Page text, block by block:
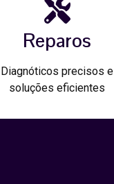
Reparos
Diagnóticos precisos e
soluções eficientes